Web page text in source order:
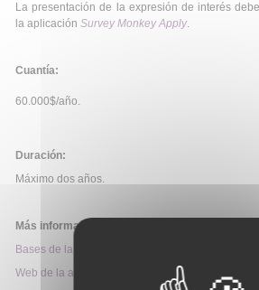
La presentación de la expresión de interés
la aplicación Survey Monkey Apply.
Cuantía:
60.000$/año.
Duración:
Máximo dos años.
Más información:
Bases de la convocatoria
Web de la ayuda